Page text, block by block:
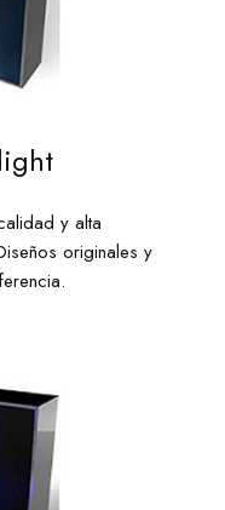
y alta
originales y